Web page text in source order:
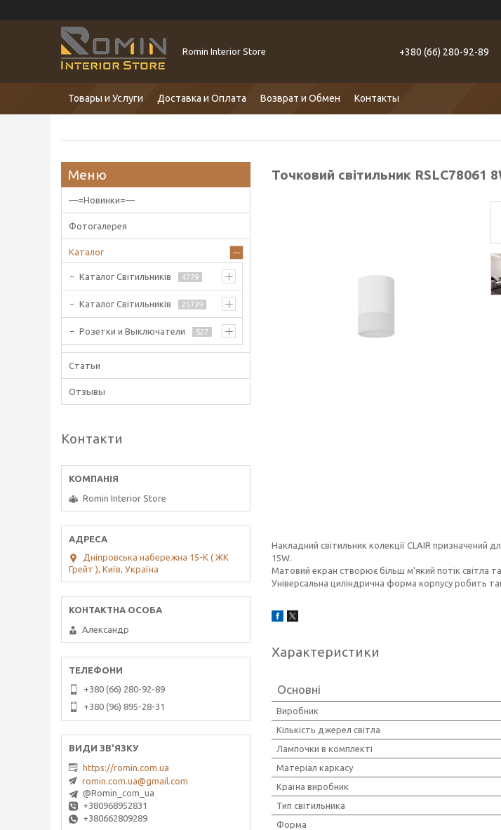
Romin Interior Store +380 (66) 280-92-89
Товары и Услуги Доставка и Оплата Возврат и Обмен Контакты
Точковий світильник RSLC78061
Накладний світильник колекції CLAIR призначений
15W.
Матовий екран створює більш м'який потік світла
Універсальна циліндрична форма корпусу робить
Характеристики
Основні
Виробник
Кількість джерел світла
Лампочки в комплекті
Матеріал каркасу
Країна виробник
Тип світильника
Форма
—=Новинки=—
Фотогалерея
Каталог
Каталог Світильників 4779
Каталог Світильників 25739
Розетки и Выключатели 527
Статьи
Отзывы
Контакти
Romin Interior Store
Дніпровська набережна 15-К ( ЖК
Грейт ), Київ, Україна
Александр
+380 (66) 280-92-89
+380 (96) 895-28-31
https://romin.com.ua
romin.com.ua@gmail.com
@Romin_com_ua
+380968952831
+380662809289